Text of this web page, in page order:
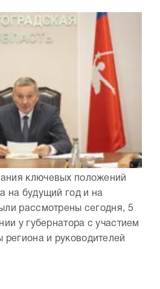
ключевых положений
на будущий год и на
рассмотрены сегодня, 5
у губернатора с участием
региона и руководителей